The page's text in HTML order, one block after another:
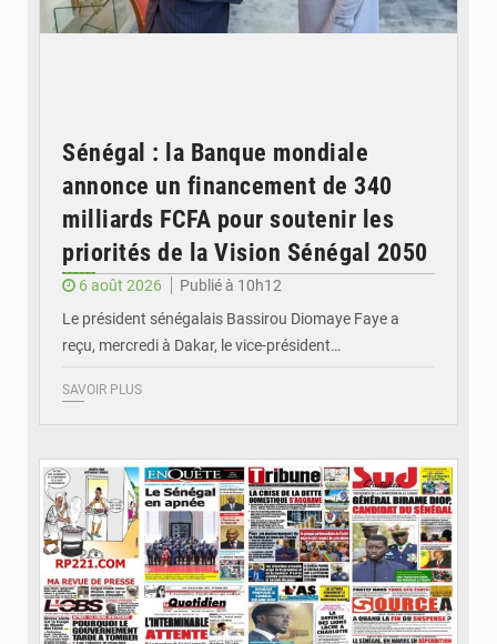
Sénégal : la Banque mondiale
annonce un financement de 340
milliards FCFA pour soutenir les
priorités de la Vision Sénégal 2050
6 août 2026
Publié à 10h12
Le président sénégalais Bassirou Diomaye Faye a
reçu, mercredi à Dakar, le vice-président…
SAVOIR PLUS